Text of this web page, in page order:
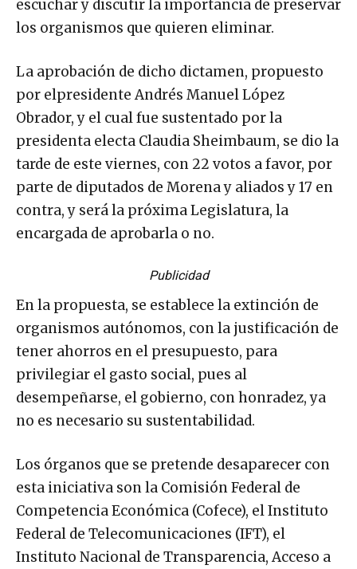
escuchar y discutir la importancia de preservar
los organismos que quieren eliminar.
La aprobación de dicho dictamen, propuesto
por elpresidente Andrés Manuel López
Obrador, y el cual fue sustentado por la
presidenta electa Claudia Sheimbaum, se dio la
tarde de este viernes, con 22 votos a favor, por
parte de diputados de Morena y aliados y 17 en
contra, y será la próxima Legislatura, la
encargada de aprobarla o no.
Publicidad
En la propuesta, se establece la extinción de
organismos autónomos, con la justificación de
tener ahorros en el presupuesto, para
privilegiar el gasto social, pues al
desempeñarse, el gobierno, con honradez, ya
no es necesario su sustentabilidad.
Los órganos que se pretende desaparecer con
esta iniciativa son la Comisión Federal de
Competencia Económica (Cofece), el Instituto
Federal de Telecomunicaciones (IFT), el
Instituto Nacional de Transparencia, Acceso a